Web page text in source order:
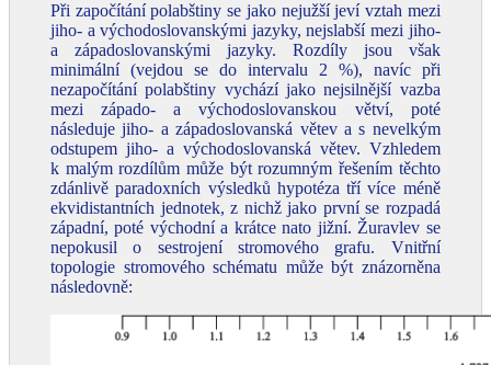
Při započítání polabštiny se jako nejužší jeví vztah mezi
jiho- a východoslovanskými jazyky, nejslabší mezi jiho-
a západoslovanskými jazyky. Rozdíly jsou však
minimální (vejdou se do intervalu 2 %), navíc při
nezapočítání polabštiny vychází jako nejsilnější vazba
mezi západo- a východoslovanskou větví, poté
následuje jiho- a západoslovanská větev a s nevelkým
odstupem jiho- a východoslovanská větev. Vzhledem
k malým rozdílům může být rozumným řešením těchto
zdánlivě paradoxních výsledků hypotéza tří více méně
ekvidistantních jednotek, z nichž jako první se rozpadá
západní, poté východní a krátce nato jižní. Žuravlev se
nepokusil o sestrojení stromového grafu. Vnitřní
topologie stromového schématu může být znázorněna
následovně: